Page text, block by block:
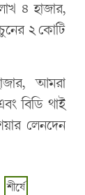
৪ হাজার,
২ কোটি
আমরা
বিডি থাই
লেনদেন
শীর্ষে